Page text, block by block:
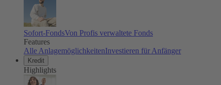
Sofort-FondsVon Profis verwaltete Fonds
Features
Alle AnlagemöglichkeitenInvestieren für Anfänger
Kredit
Highlights